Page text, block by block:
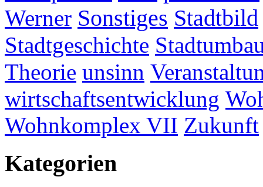
Werner Sonstiges Stadtbild
Stadtgeschichte
Theorie unsinn
wirtschaftsentwicklung
Wohnkomplex VII Zukunft
Kategorien